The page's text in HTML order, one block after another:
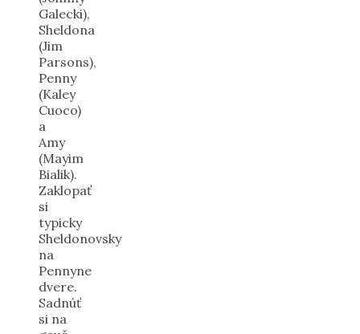
Galecki),
Sheldona
(Jim
Parsons),
Penny
(Kaley
Cuoco)
a
Amy
(Mayim
Bialik).
Zaklopať
si
typicky
Sheldonovsky
na
Pennyne
dvere.
Sadnúť
si na